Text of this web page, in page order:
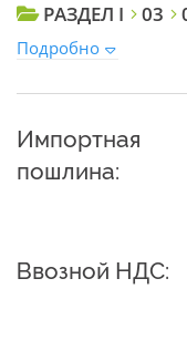
РАЗДЕЛ I 03
Подробно
Импортная
пошлина:
Ввозной НДС: